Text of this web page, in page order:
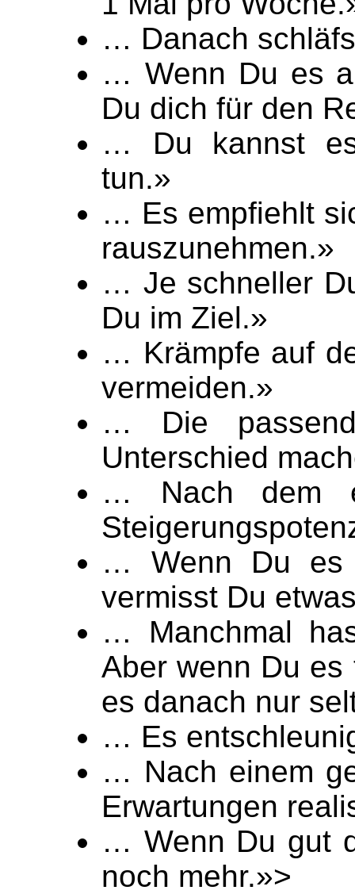
… Danach
… Wenn Du es
Du dich für den
… Du kannst
tun.»
… Es empfiehlt
rauszunehmen.»
… Je schneller
Du im Ziel.»
… Krämpfe auf
vermeiden.»
… Die
Unterschied
… Nach dem
… Wenn Du es
vermisst Du
… Manchmal
Aber wenn Du
es danach nur
… Es
… Nach einem
Erwartungen
… Wenn Du gut
noch mehr.»>